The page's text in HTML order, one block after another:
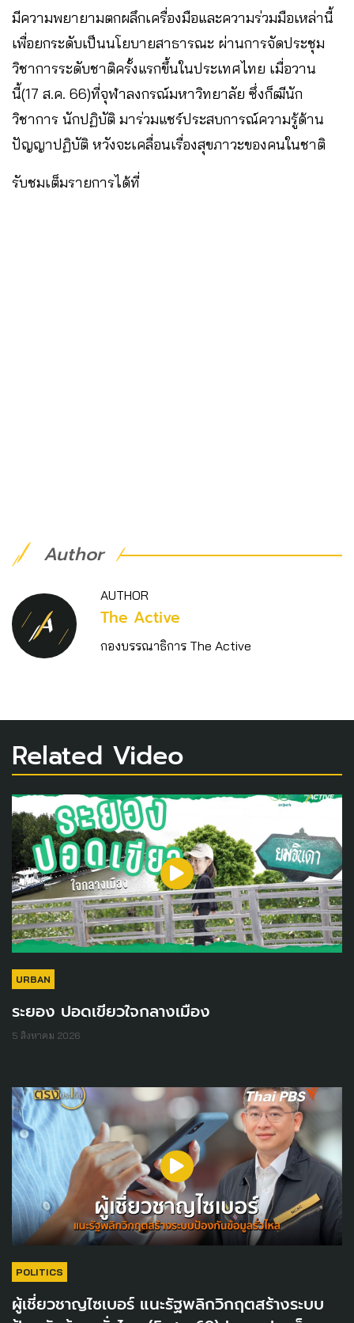
มีความพยายามตกผลึกเครื่องมือและความร่วมมือเหล่านี้
เพื่อยกระดับเป็นนโยบายสาธารณะ ผ่านการจัดประชุม
วิชาการระดับชาติครั้งแรกขึ้นในประเทศไทย เมื่อวาน
นี้(17 ส.ค. 66)ที่จุฬาลงกรณ์มหาวิทยาลัย ซึ่งก็ฒีนัก
วิชาการ นักปฏิบัติ มาร่วมแชร์ประสบการณ์ความรู้ด้าน
ปัญญาปฏิบัติ หวังจะเคลื่อนเรื่องสุขภาวะของคนในชาติ
รับชมเต็มรายการได้ที่
Author
AUTHOR
The Active
กองบรรณาธิการ The Active
Related Video
URBAN
ระยอง ปอดเขียวใจกลางเมือง
5 สิงหาคม 2026
POLITICS
ผู้เชี่ยวชาญไซเบอร์ แนะรัฐพลิกวิกฤตสร้างระบบ